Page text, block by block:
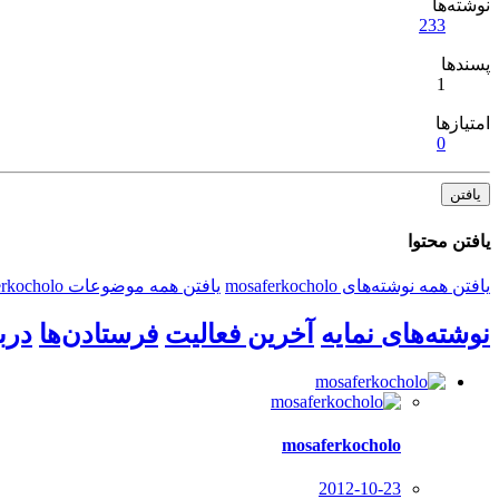
نوشته‌ها
233
پسندها
1
امتیازها
0
یافتن
یافتن محتوا
یافتن همه نوشته‌های mosaferkocholo یافتن همه موضوعات mosaferkocholo
نوشته‌های نمایه آخرین فعالیت فرستادن‌ها
mosaferkocholo
2012-10-23